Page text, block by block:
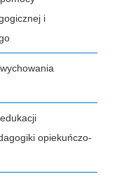
i
opiekuńczo-